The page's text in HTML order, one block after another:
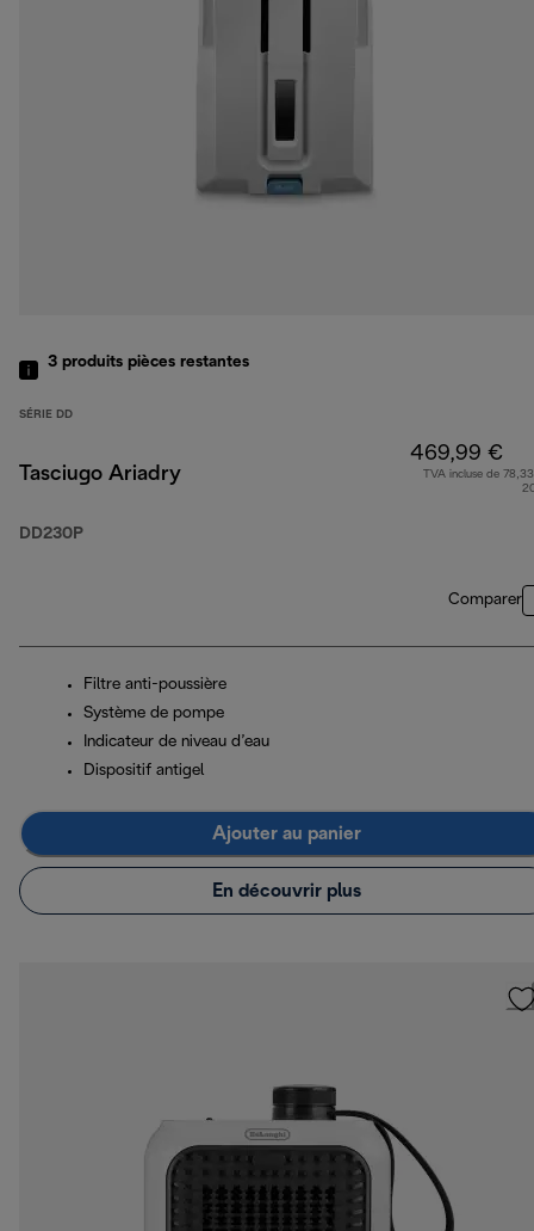
3 produits pièces restantes
SÉRIE DD
Tasciugo Ariadry
DD230P
469,99 €
TVA incluse de
Comparer
Filtre anti-poussière
Système de pompe
Indicateur de niveau d’eau
Dispositif antigel
Ajouter au panier
En découvrir plus